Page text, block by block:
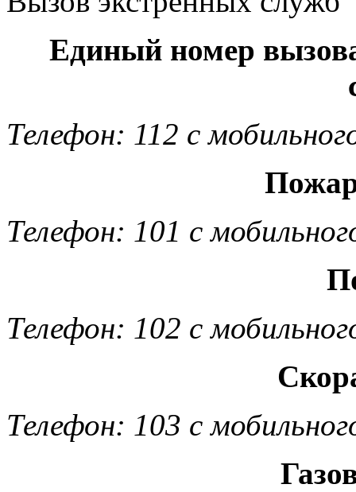
Единый номер
Телефон: 112 с
Телефон: 101 с
Телефон: 102 с
Телефон: 103 с